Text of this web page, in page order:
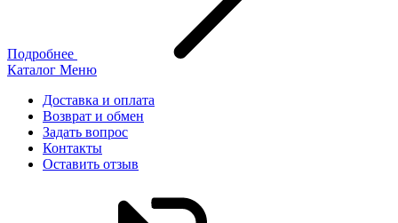
Подробнее
Каталог Меню
Доставка и оплата
Возврат и обмен
Задать вопрос
Контакты
Оставить отзыв